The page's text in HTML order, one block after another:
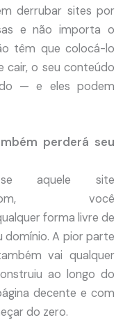
derrubar sites por
e não importa o
têm que colocá-lo
cair, o seu conteúdo
— e eles podem
perderá seu
aquele site
você
forma livre de
domínio. A pior parte
vai qualquer
ao longo do
decente e com
do zero.